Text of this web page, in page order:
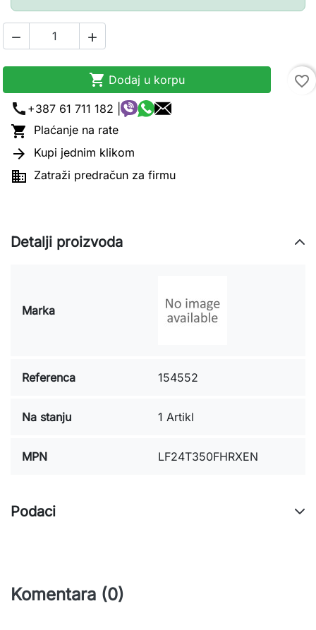
 
 Dodaj u korpu
favorite_border
call +387 61 711 182 |
 Plaćanje na rate
 Kupi jednim klikom
 Zatraži predračun za firmu
Detalji proizvoda
Marka
Referenca 154552
Na stanju 1 Artikl
MPN LF24T350FHRXEN
Podaci
Komentara (0)